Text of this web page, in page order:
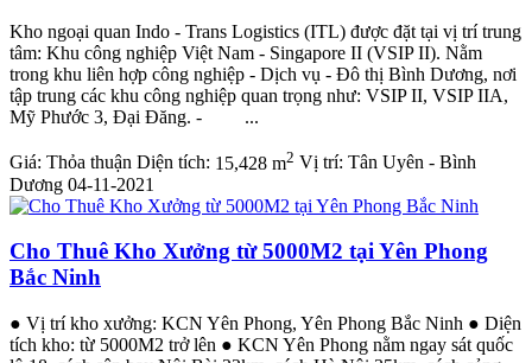
Kho ngoại quan Indo - Trans Logistics (ITL) được đặt tại vị trí trung
tâm: Khu công nghiệp Việt Nam - Singapore II (VSIP II). Nằm
trong khu liên hợp công nghiệp - Dịch vụ - Đô thị Bình Dương, nơi
tập trung các khu công nghiệp quan trọng như: VSIP II, VSIP IIA,
Mỹ Phước 3, Đại Đăng. - ...
Giá: Thỏa thuận Diện tích: 15,428 m2 Vị trí: Tân Uyên - Bình
Dương 04-11-2021
Cho Thuê Kho Xưởng từ 5000M2 tại Yên Phong
Bắc Ninh
● Vị trí kho xưởng: KCN Yên Phong, Yên Phong Bắc Ninh ● Diện
tích kho: từ 5000M2 trở lên ● KCN Yên Phong nằm ngay sát quốc